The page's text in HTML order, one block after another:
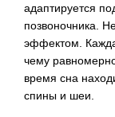
адаптируется
позвоночника.
эффектом.
чему
время сна
спины и шеи.